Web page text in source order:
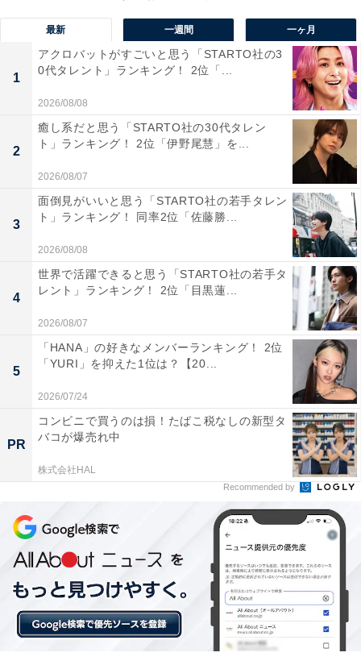
1位：福原遥『明日はもっと、いい日になる』／55
票
View this post on Instagram
最新 一週間 一ヶ月
1
アクロバットがすごいと思う「STARTO社の3
0代タレント」ランキング！ 2位「...
2026/08/08
2
癒し系だと思う「STARTO社の30代タレン
ト」ランキング！ 2位「伊野尾慧」を...
2026/08/07
3
面倒見がいいと思う「STARTO社の若手タレン
ト」ランキング！ 同率2位「佐藤勝...
2026/08/08
4
世界で活躍できると思う「STARTO社の若手タ
レント」ランキング！ 2位「目黒蓮...
2026/08/07
5
「HANA」の好きなメンバーランキング！ 2位
「YURI」を抑えた1位は？【20...
2026/07/24
PR
コンビニで買うのは損！たばこ税なしの新型タ
バコが爆売れ中
株式会社HAL
Recommended by